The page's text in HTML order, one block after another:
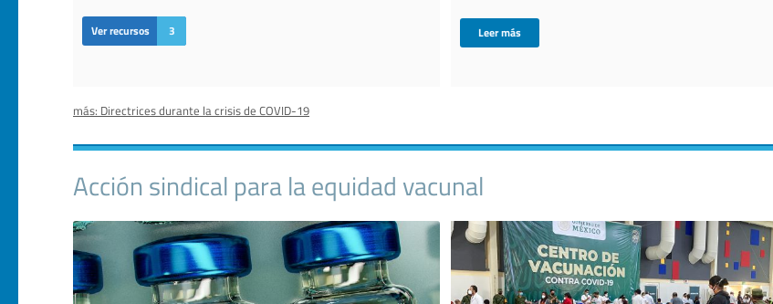
Ver recursos 3 Leer más
más: Directrices durante la crisis de COVID-19
Acción sindical para la equidad vacunal